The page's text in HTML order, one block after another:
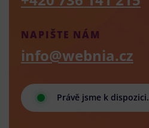
Právě jsme k dispozici.
NAPIŠTE NÁM
info@webnia.cz